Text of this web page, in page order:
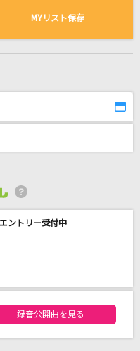
いる曲の一覧
・ウォナ・ビー・
MYリスト保存
ントリー受付中
リーランキング
録音公開曲を見る